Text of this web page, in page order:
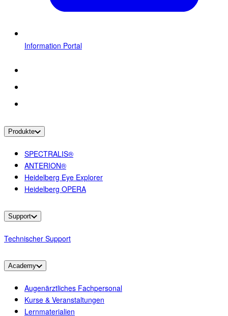
Information Portal
Produkte
SPECTRALIS®
ANTERION®
Heidelberg Eye Explorer
Heidelberg OPERA
Support
Technischer Support
Academy
Augenärztliches Fachpersonal
Kurse & Veranstaltungen
Lernmaterialien